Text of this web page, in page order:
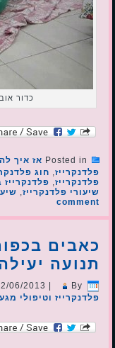
כדור
Posted in אז איך
פלדנקרייז, חוג
פלדנקרייז,
שיעורי פלדנקרייז,
comment
כאבים
תנועה
06/2013 By
פלדנקרייז וטיפולי